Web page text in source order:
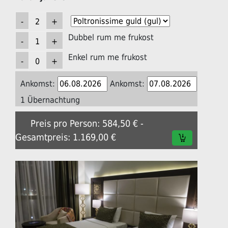
Dubbel rum me frukost
Enkel rum me frukost
Ankomst:
Ankomst:
1 Übernachtung
Preis pro Person: 584,50 € -
Gesamtpreis: 1.169,00 €